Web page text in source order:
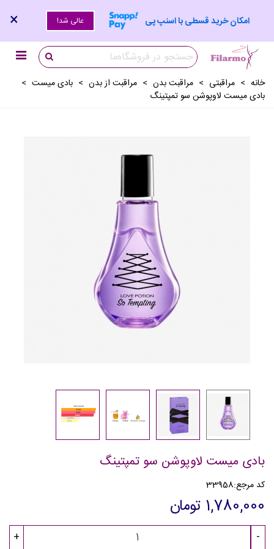
امکان خرید قسطی با اسنپ پی عالی شد! ×
خانه > مراقبتی > مراقبت بدن > مراقبت از بدن > بادی میست >
بادی میست لاوپوشن سو تمپتینگ
بادی میست لاوپوشن سو تمپتینگ
کد مرجع:33958
1,780,000 تومان
-
+